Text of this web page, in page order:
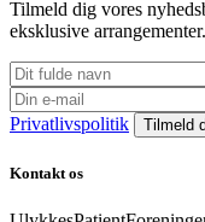
Tilmeld dig vores
eksklusive arrangementer.
Privatlivspolitik
Kontakt os